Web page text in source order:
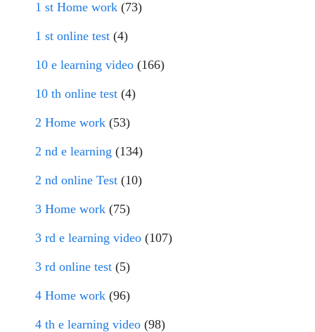
1 st Home work (73)
1 st online test (4)
10 e learning video (166)
10 th online test (4)
2 Home work (53)
2 nd e learning (134)
2 nd online Test (10)
3 Home work (75)
3 rd e learning video (107)
3 rd online test (5)
4 Home work (96)
4 th e learning video (98)